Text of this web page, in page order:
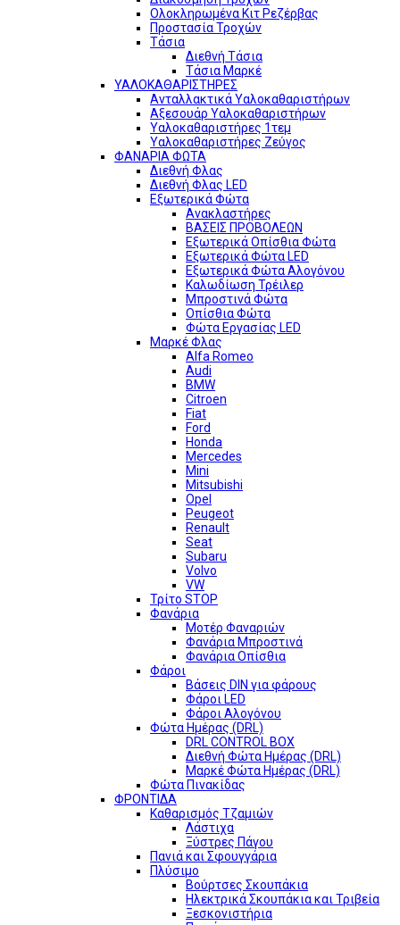
Ολοκληρωμένα Κιτ Ρεζέρβας
Προστασία Τροχών
Τάσια
Διεθνή Τάσια
Τάσια Μαρκέ
ΥΑΛΟΚΑΘΑΡΙΣΤΗΡΕΣ
Ανταλλακτικά Υαλοκαθαριστήρων
Αξεσουάρ Υαλοκαθαριστήρων
Υαλοκαθαριστήρες 1τεμ
Υαλοκαθαριστήρες Ζεύγος
ΦΑΝΑΡΙΑ ΦΩΤΑ
Διεθνή Φλας
Διεθνή Φλας LED
Εξωτερικά Φώτα
Ανακλαστήρες
ΒΑΣΕΙΣ ΠΡΟΒΟΛΕΩΝ
Εξωτερικά Οπίσθια Φώτα
Εξωτερικά Φώτα LED
Εξωτερικά Φώτα Αλογόνου
Καλωδίωση Τρέιλερ
Μπροστινά Φώτα
Οπίσθια Φώτα
Φώτα Εργασίας LED
Μαρκέ Φλας
Alfa Romeo
Audi
BMW
Citroen
Fiat
Ford
Honda
Mercedes
Mini
Mitsubishi
Opel
Peugeot
Renault
Seat
Subaru
Volvo
VW
Τρίτο STOP
Φανάρια
Μοτέρ Φαναριών
Φανάρια Μπροστινά
Φανάρια Οπίσθια
Φάροι
Βάσεις DIN για φάρους
Φάροι LED
Φάροι Αλογόνου
Φώτα Ημέρας (DRL)
DRL CONTROL BOX
Διεθνή Φώτα Ημέρας (DRL)
Μαρκέ Φώτα Ημέρας (DRL)
Φώτα Πινακίδας
ΦΡΟΝΤΙΔΑ
Καθαρισμός Τζαμιών
Λάστιχα
Ξύστρες Πάγου
Πανιά και Σφουγγάρια
Πλύσιμο
Βούρτσες Σκουπάκια
Ηλεκτρικά Σκουπάκια και Τριβεία
Ξεσκονιστήρια